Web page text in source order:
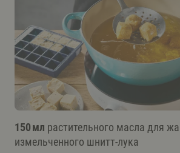
150 мл растительного масла для
измельченного шнитт-лука